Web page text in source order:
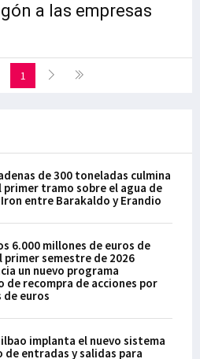
a las empresas
1
de 300 toneladas culmina
primer tramo sobre el agua de
entre Barakaldo y Erandio
6.000 millones de euros de
primer semestre de 2026
un nuevo programa
recompra de acciones por
de euros
implanta el nuevo sistema
entradas y salidas para